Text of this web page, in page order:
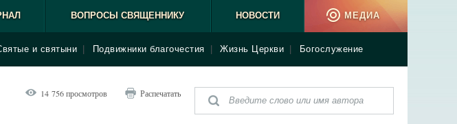
и святыни Подвижники благочестия Жизнь Церкви Богослужение
ВОПРОСЫ СВЯЩЕННИКУ НОВОСТИ МЕДИА
14 756 просмотров Распечатать